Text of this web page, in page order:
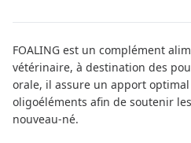
FOALING est un complément
vétérinaire, à destination des
orale, il assure un apport
oligoéléments afin de soutenir
nouveau-né.